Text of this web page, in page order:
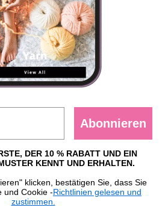
Abonnieren
DER 10 % RABATT UND EIN
KENNT UND ERHALTEN.
klicken, bestätigen Sie, dass Sie
und Cookie -Richtlinien gelesen und
zustimmen.